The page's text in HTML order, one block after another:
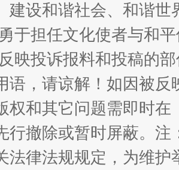
用工荒背后
建设和谐社会、和谐
于担任文化使者与和
映投诉报料和投稿的
语，请谅解！如因被
权和其它问题需即时在
行撤除或暂时屏蔽。
法律法规规定，为维